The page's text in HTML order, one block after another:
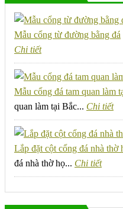
Mẫu cổng từ đường bằng đá
Chi tiết
Mẫu cổng đá tam quan làm
quan làm tại Bắc... Chi tiết
Lắp đặt cột cổng đá nhà thờ
đá nhà thờ họ... Chi tiết